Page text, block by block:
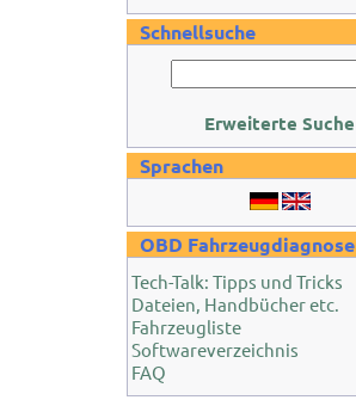
Schnellsuche
Erweiterte Suche
Sprachen
OBD Fahrzeugdiagnose
Tech-Talk: Tipps und Tricks
Dateien, Handbücher etc.
Fahrzeugliste
Softwareverzeichnis
FAQ